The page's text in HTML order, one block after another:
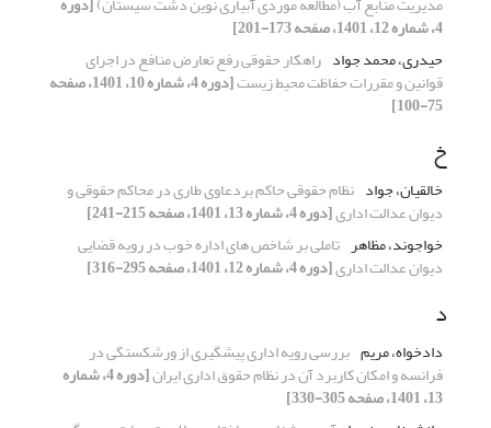
4، شماره 12، 1401، صفحه 173-201]
حیدری، محمد جواد راهکار حقوقی رفع تعارض منافع در اجرای
قوانین و مقررات حفاظت محیط زیست [دوره 4، شماره 10، 1401، صفحه
75-100]
خ
خالقیان، جواد نظام حقوقی حاکم بردعاوی طاری در محاکم حقوقی و
دیوان عدالت اداری[دوره 4، شماره 13، 1401، صفحه 215-241]
خواجوند، مظاهر تاملی بر شاخص های اداره خوب در رویه قضایی
دیوان عدالت اداری[دوره 4، شماره 12، 1401، صفحه 295-316]
د
دادخواه، مریم بررسی رویه اداری پیشگیری از ورشکستگی در
فرانسه و امکان کاربرد آن در نظام حقوق اداری ایران [دوره 4، شماره
13، 1401، صفحه 305-330]